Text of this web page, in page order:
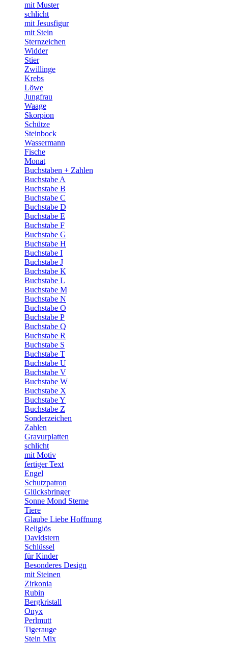
mit Muster
schlicht
mit Jesusfigur
mit Stein
Sternzeichen
Widder
Stier
Zwillinge
Krebs
Löwe
Jungfrau
Waage
Skorpion
Schütze
Steinbock
Wassermann
Fische
Monat
Buchstaben + Zahlen
Buchstabe A
Buchstabe B
Buchstabe C
Buchstabe D
Buchstabe E
Buchstabe F
Buchstabe G
Buchstabe H
Buchstabe I
Buchstabe J
Buchstabe K
Buchstabe L
Buchstabe M
Buchstabe N
Buchstabe O
Buchstabe P
Buchstabe Q
Buchstabe R
Buchstabe S
Buchstabe T
Buchstabe U
Buchstabe V
Buchstabe W
Buchstabe X
Buchstabe Y
Buchstabe Z
Sonderzeichen
Zahlen
Gravurplatten
schlicht
mit Motiv
fertiger Text
Engel
Schutzpatron
Glücksbringer
Sonne Mond Sterne
Tiere
Glaube Liebe Hoffnung
Religiös
Davidstern
Schlüssel
für Kinder
Besonderes Design
mit Steinen
Zirkonia
Rubin
Bergkristall
Onyx
Perlmutt
Tigerauge
Stein Mix